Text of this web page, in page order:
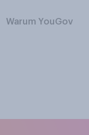
Warum YouGov